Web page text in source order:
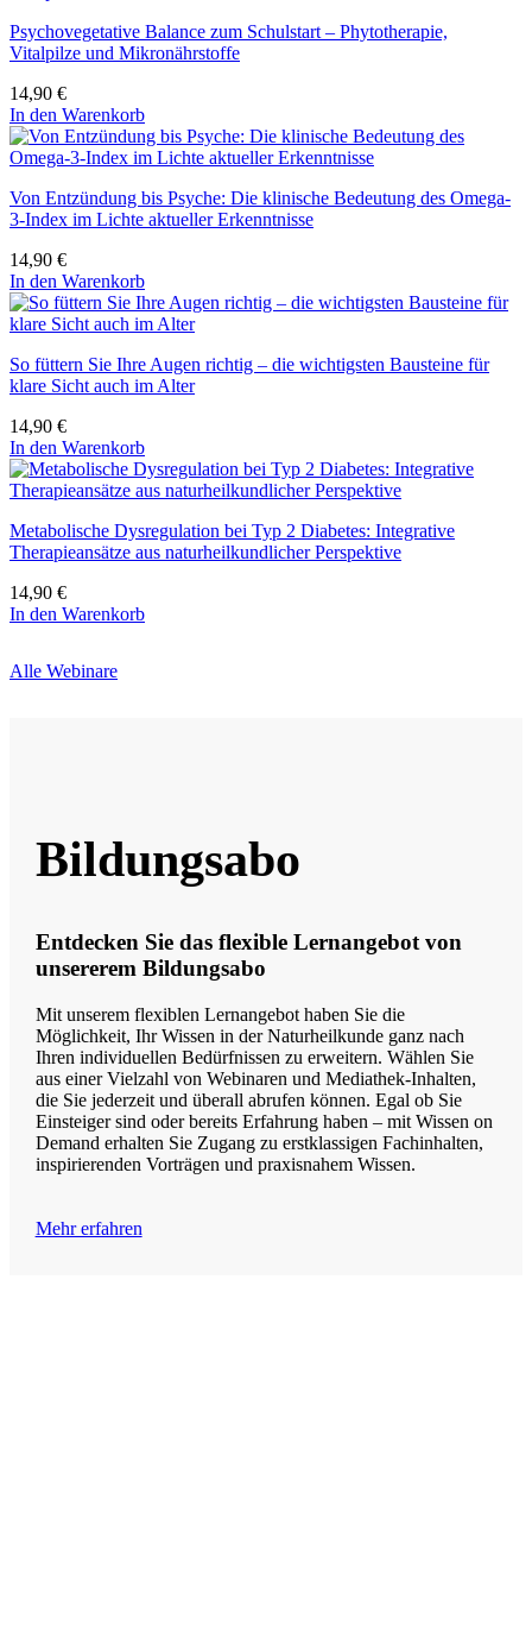
Psychovegetative Balance zum Schulstart – Phytotherapie,
Vitalpilze und Mikronährstoffe
14,90 €
In den Warenkorb
Von Entzündung bis Psyche: Die klinische Bedeutung des Omega-
3-Index im Lichte aktueller Erkenntnisse
14,90 €
In den Warenkorb
So füttern Sie Ihre Augen richtig – die wichtigsten Bausteine für
klare Sicht auch im Alter
14,90 €
In den Warenkorb
Metabolische Dysregulation bei Typ 2 Diabetes: Integrative
Therapieansätze aus naturheilkundlicher Perspektive
14,90 €
In den Warenkorb
Alle Webinare
Bildungsabo
Entdecken Sie das flexible Lernangebot von
unsererem Bildungsabo
Mit unserem flexiblen Lernangebot haben Sie die
Möglichkeit, Ihr Wissen in der Naturheilkunde ganz nach
Ihren individuellen Bedürfnissen zu erweitern. Wählen Sie
aus einer Vielzahl von Webinaren und Mediathek-Inhalten,
die Sie jederzeit und überall abrufen können. Egal ob Sie
Einsteiger sind oder bereits Erfahrung haben – mit Wissen on
Demand erhalten Sie Zugang zu erstklassigen Fachinhalten,
inspirierenden Vorträgen und praxisnahem Wissen.
Mehr erfahren